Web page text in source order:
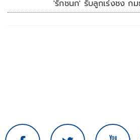
'รักชนก' รับลูกเร่งชง ก